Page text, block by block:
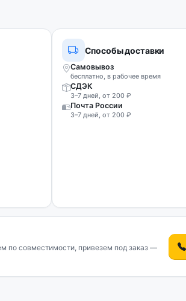
Способы доставки
Самовывоз
бесплатно, в рабочее время
СДЭК
3–7 дней, от 200 ₽
Почта России
3–7 дней, от 200 ₽
по совместимости, привезем под заказ —